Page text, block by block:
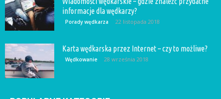
informacje dla wędkarzy?
Porady wędkarza 22 listopada 2018
Karta wędkarska przez Internet – czy to możliwe?
Wędkowanie 28 września 2018